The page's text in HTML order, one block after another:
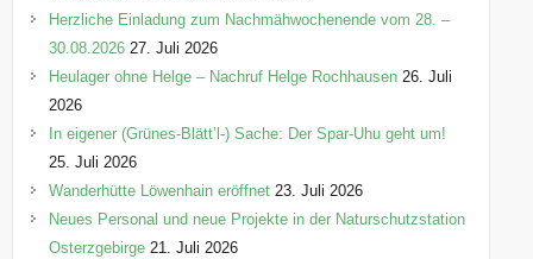
Herzliche Einladung zum Nachmähwochenende vom 28. –
30.08.2026 27. Juli 2026
Heulager ohne Helge – Nachruf Helge Rochhausen 26. Juli
2026
In eigener (Grünes-Blätt’l-) Sache: Der Spar-Uhu geht um!
25. Juli 2026
Wanderhütte Löwenhain eröffnet 23. Juli 2026
Neues Personal und neue Projekte in der Naturschutzstation
Osterzgebirge 21. Juli 2026